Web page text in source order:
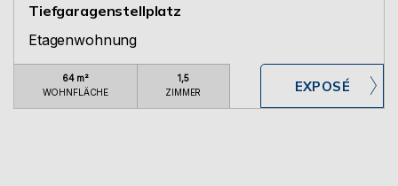
Tiefgaragenstellplatz
Etagenwohnung
64 m²
WOHNFLÄCHE
1,5
ZIMMER